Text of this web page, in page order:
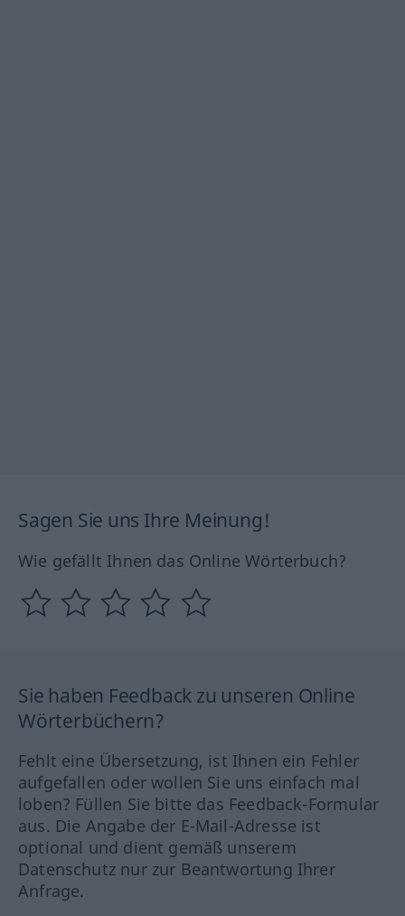
Sagen Sie uns Ihre Meinung!
Wie gefällt Ihnen das Online Wörterbuch?
Sie haben Feedback zu unseren Online
Wörterbüchern?
Fehlt eine Übersetzung, ist Ihnen ein Fehler
aufgefallen oder wollen Sie uns einfach mal
loben? Füllen Sie bitte das Feedback-Formular
aus. Die Angabe der E-Mail-Adresse ist
optional und dient gemäß unserem
Datenschutz nur zur Beantwortung Ihrer
Anfrage.